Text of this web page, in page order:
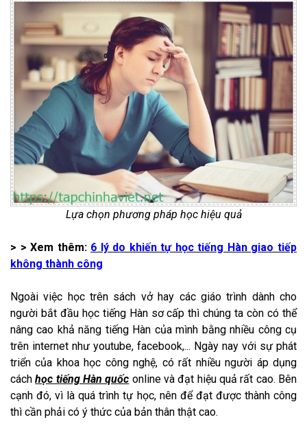
Lựa chọn phương pháp học hiệu quả
> > Xem thêm: 6 lý do khiến tự học tiếng Hàn giao tiếp
không thành công
Ngoài việc học trên sách vở hay các giáo trình dành cho
người bắt đầu học tiếng Hàn sơ cấp thì chúng ta còn có thể
nâng cao khả năng tiếng Hàn của mình bằng nhiều công cụ
trên internet như youtube, facebook,... Ngày nay với sự phát
triển của khoa học công nghệ, có rất nhiều người áp dụng
cáchhọc tiếng Hàn quốc online và đạt hiệu quả rất cao. Bên
cạnh đó, vì là quá trình tự học, nên để đạt được thành công
thì cần phải có ý thức của bản thân thật cao.